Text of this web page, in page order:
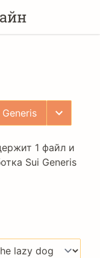
1 файл и
Sui Generis